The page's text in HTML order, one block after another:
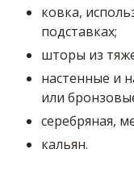
ковка,
подставках;
шторы из
настенные и
или
серебряная,
кальян.